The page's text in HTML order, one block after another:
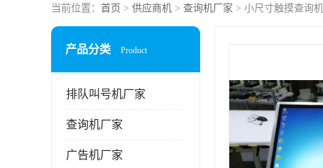
当前位置： 首页 > 供应商机 > 查询机厂家 > 小尺寸触摸查询
产品分类 Product
排队叫号机厂家
查询机厂家
广告机厂家